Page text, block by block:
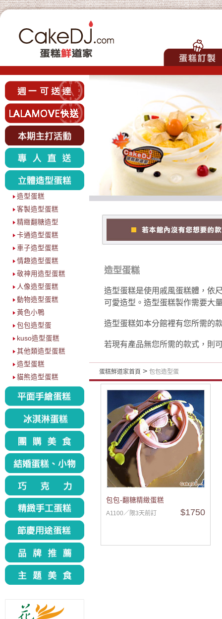
造型蛋糕
客製造型蛋糕
精緻翻糖造型
卡通造型蛋糕
車子造型蛋糕
情趣造型蛋糕
敬神用造型蛋糕
人像造型蛋糕
動物造型蛋糕
黃色小鴨
包包造型蛋
kuso造型蛋糕
其他類造型蛋糕
造型蛋糕
貓熊造型蛋糕
造型蛋糕
造型蛋糕是使用戚風蛋糕體，依
可愛造型。造型蛋糕製作需要大
造型蛋糕如本分館裡有您所需的
若現有產品無您所需的款式，則
蛋糕鮮道家首頁 > 包包造型蛋
包包-翻糖精緻蛋糕
A1100／限3天前訂 $1750